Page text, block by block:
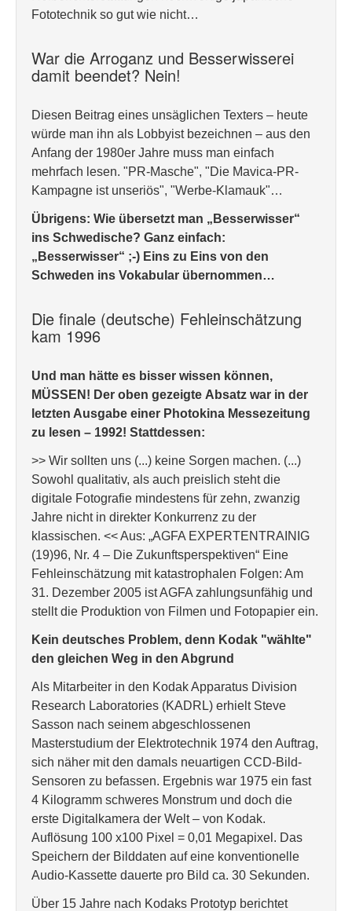
Fototechnik so gut wie nicht…
War die Arroganz und Besserwisserei
damit beendet? Nein!
Diesen Beitrag eines unsäglichen Texters – heute
würde man ihn als Lobbyist bezeichnen – aus den
Anfang der 1980er Jahre muss man einfach
mehrfach lesen. "PR-Masche", "Die Mavica-PR-
Kampagne ist unseriös", "Werbe-Klamauk"…
Übrigens: Wie übersetzt man „Besserwisser“
ins Schwedische? Ganz einfach:
„Besserwisser“ ;-) Eins zu Eins von den
Schweden ins Vokabular übernommen…
Die finale (deutsche) Fehleinschätzung
kam 1996
Und man hätte es bisser wissen können,
MÜSSEN! Der oben gezeigte Absatz war in der
letzten Ausgabe einer Photokina Messezeitung
zu lesen – 1992! Stattdessen:
>> Wir sollten uns (...) keine Sorgen machen. (...)
Sowohl qualitativ, als auch preislich steht die
digitale Fotografie mindestens für zehn, zwanzig
Jahre nicht in direkter Konkurrenz zu der
klassischen. << Aus: „AGFA EXPERTENTRAINIG
(19)96, Nr. 4 – Die Zukunftsperspektiven“ Eine
Fehleinschätzung mit katastrophalen Folgen: Am
31. Dezember 2005 ist AGFA zahlungsunfähig und
stellt die Produktion von Filmen und Fotopapier ein.
Kein deutsches Problem, denn Kodak "wählte"
den gleichen Weg in den Abgrund
Als Mitarbeiter in den Kodak Apparatus Division
Research Laboratories (KADRL) erhielt Steve
Sasson nach seinem abgeschlossenen
Masterstudium der Elektrotechnik 1974 den Auftrag,
sich näher mit den damals neuartigen CCD-Bild-
Sensoren zu befassen. Ergebnis war 1975 ein fast
4 Kilogramm schweres Monstrum und doch die
erste Digitalkamera der Welt – von Kodak.
Auflösung 100 x100 Pixel = 0,01 Megapixel. Das
Speichern der Bilddaten auf eine konventionelle
Audio-Kassette dauerte pro Bild ca. 30 Sekunden.
Über 15 Jahre nach Kodaks Prototyp berichtet